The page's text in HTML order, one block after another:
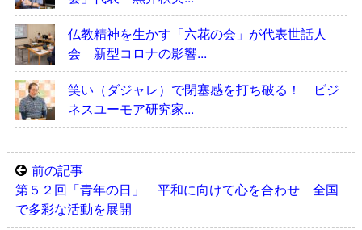
仏教精神を生かす「六花の会」が代表世話人
会 新型コロナの影響...
笑い（ダジャレ）で閉塞感を打ち破る！ ビジ
ネスユーモア研究家...
前の記事
第５２回「青年の日」 平和に向けて心を合わせ 全国
で多彩な活動を展開